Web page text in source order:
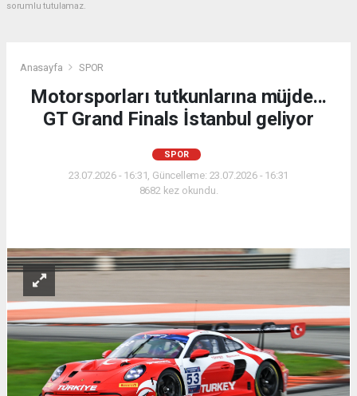
sorumlu tutulamaz.
Anasayfa SPOR
Motorsporları tutkunlarına müjde...
GT Grand Finals İstanbul geliyor
SPOR
23.07.2026 - 16:31, Güncelleme: 23.07.2026 - 16:31
8682 kez okundu.